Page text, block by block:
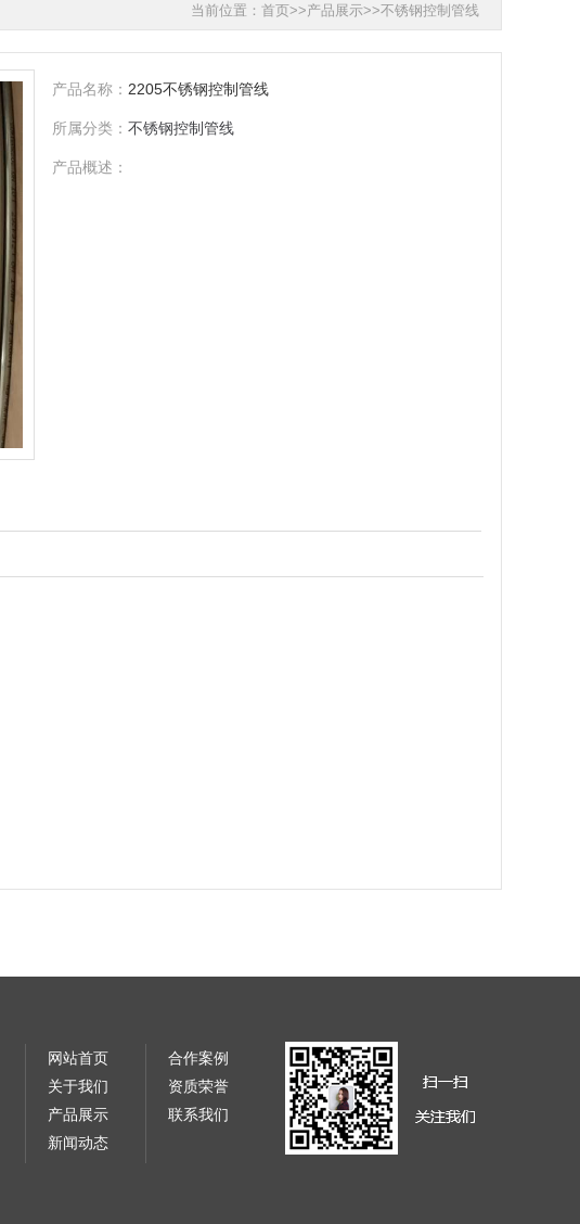
当前位置： 首页>>产品展示>>不锈钢控制管线
产品名称： 2205不锈钢控制管线
所属分类： 不锈钢控制管线
产品概述：
网站首页
关于我们
产品展示
新闻动态
合作案例
资质荣誉
联系我们